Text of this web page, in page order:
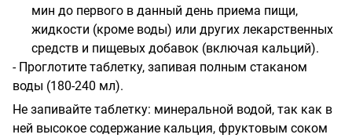
мин до первого в данный день приема пищи,
жидкости (кроме воды) или других лекарственных
средств и пищевых добавок (включая кальций).
- Проглотите таблетку, запивая полным стаканом
воды (180-240 мл).
Не запивайте таблетку: минеральной водой, так как в
ней высокое содержание кальция, фруктовым соком